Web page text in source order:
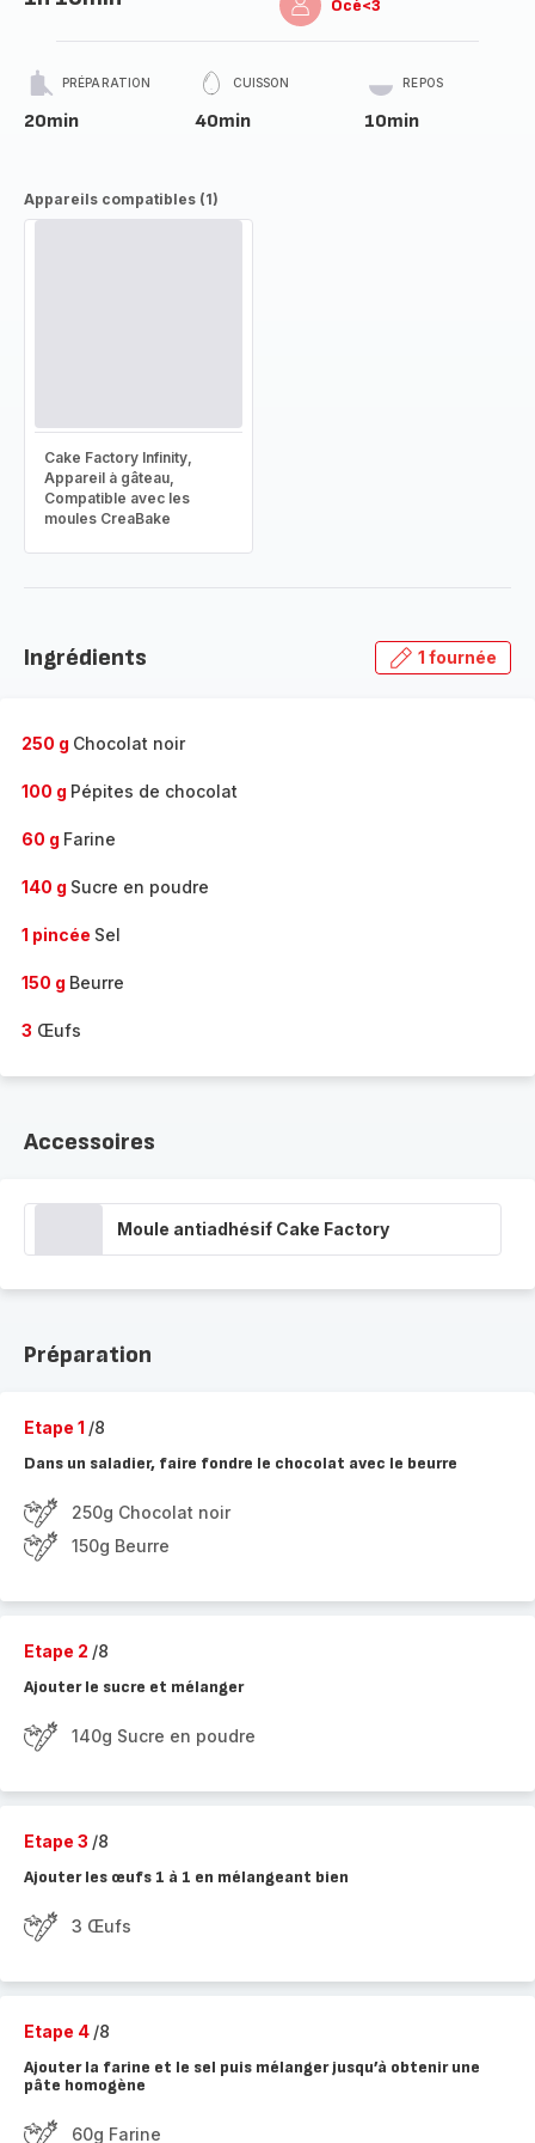
Océ<3
PRÉPARATION
20min
CUISSON
40min
REPOS
10min
Appareils compatibles (1)
Cake Factory Infinity,
Appareil à gâteau,
Compatible avec les
moules CreaBake
Ingrédients 1 fournée
250 g Chocolat noir
100 g Pépites de chocolat
60 g Farine
140 g Sucre en poudre
1 pincée Sel
150 g Beurre
3 Œufs
Accessoires
Moule antiadhésif Cake Factory
Préparation
Etape 1 /8
Dans un saladier, faire fondre le chocolat avec le beurre
250g Chocolat noir
150g Beurre
Etape 2 /8
Ajouter le sucre et mélanger
140g Sucre en poudre
Etape 3 /8
Ajouter les œufs 1 à 1 en mélangeant bien
3 Œufs
Etape 4 /8
Ajouter la farine et le sel puis mélanger jusqu’à obtenir une
pâte homogène
60g Farine